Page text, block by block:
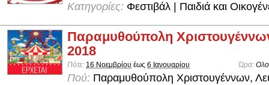
Κατηγορίες: Φεστιβάλ | Παιδιά και
Παραμυθούπολη
2018
Πότε: 16 Νοεμβρίου έως 6 Ιανουαρίου Ώρα:
Πού: Παραμυθούπολη Χριστουγέννων,